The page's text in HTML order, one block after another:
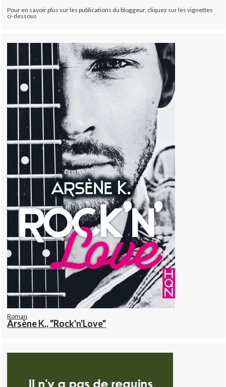
Pour en savoir plus sur les publications du bloggeur, cliquez sur les vignettes
ci-dessous
Roman
Arsène K., "Rock'n'Love"